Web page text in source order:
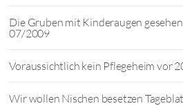
Die Gruben mit Kinderaugen
07/2009
Voraussichtlich kein Pflegeheim vor
Wir wollen Nischen besetzen